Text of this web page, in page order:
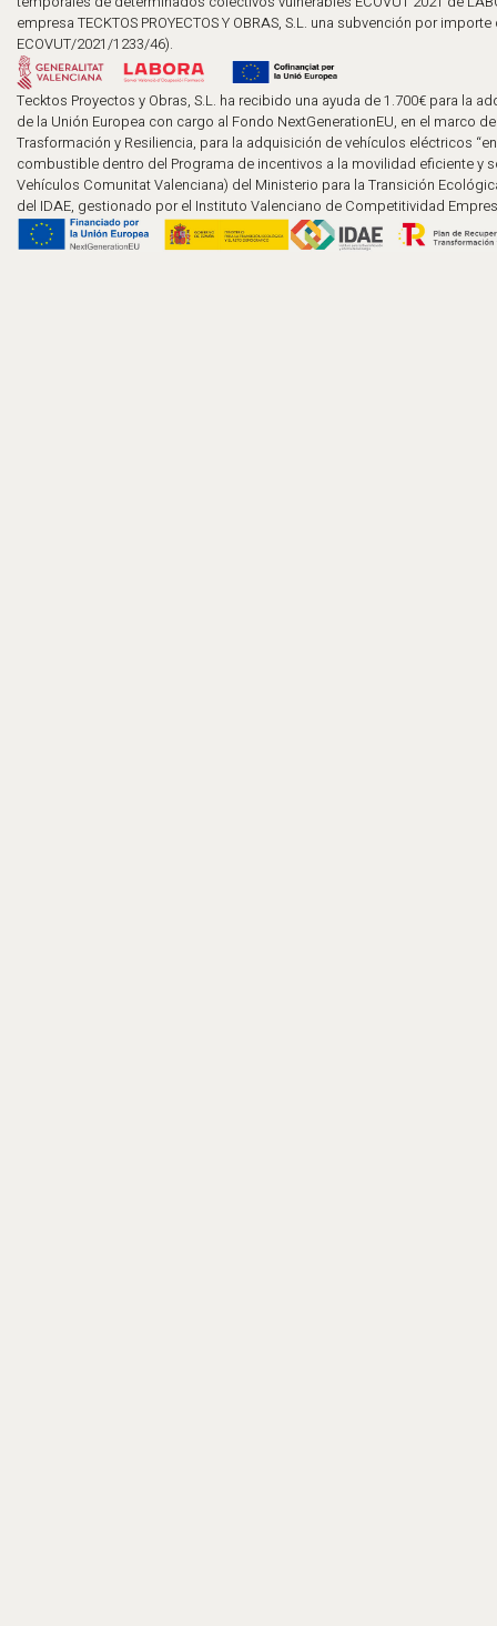
empresa TECKTOS PROYECTOS Y OBRAS, S.L. una subvención por
ECOVUT/2021/1233/46).
Tecktos Proyectos y Obras, S.L. ha recibido una ayuda de 1.700€ para la
de la Unión Europea con cargo al Fondo NextGenerationEU, en el marco
Trasformación y Resiliencia, para la adquisición de vehículos eléctricos
combustible dentro del Programa de incentivos a la movilidad eficiente y
Vehículos Comunitat Valenciana) del Ministerio para la Transición
del IDAE, gestionado por el Instituto Valenciano de Competitividad